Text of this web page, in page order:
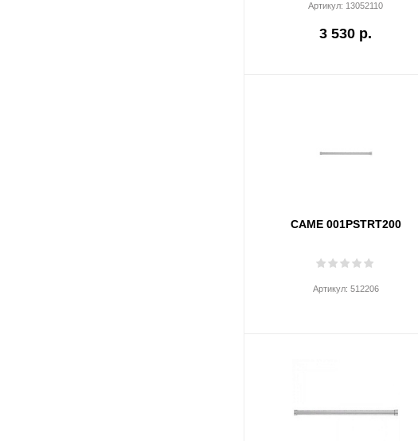
Артикул: 13052110
3 530 р.
CAME 001PSTRT200
Артикул: 512206